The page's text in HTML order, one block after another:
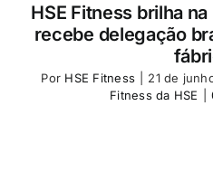
HSE Fitness brilha
recebe delegação
Por HSE Fitness 21 de
Fitness da HSE